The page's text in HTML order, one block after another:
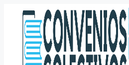
contenido